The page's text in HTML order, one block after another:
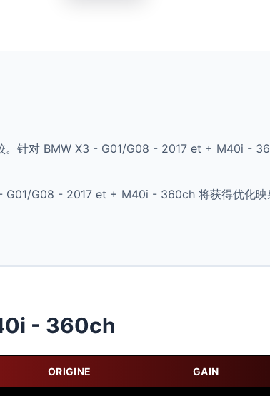
。针对 BMW X3 - G01/G08 - 2017 et + M40i -
G08 - 2017 et + M40i - 360ch 将获得优化映
- 360ch
ORIGINE GAIN